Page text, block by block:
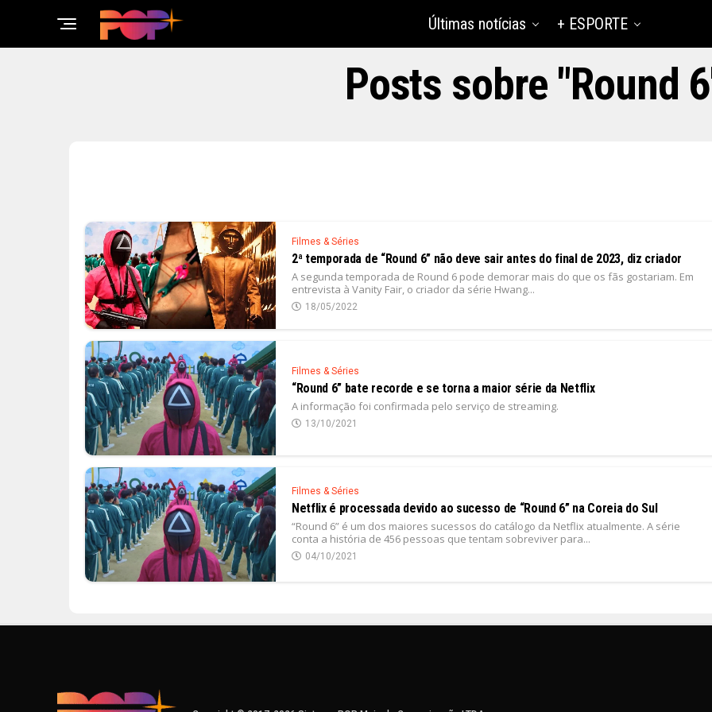
Últimas notícias + ESPORTE
Posts sobre "Round
Filmes & Séries
2ª temporada de “Round 6” não deve sair antes do final de 2023, diz criador
A segunda temporada de Round 6 pode demorar mais do que os fãs gostariam. Em
entrevista à Vanity Fair, o criador da série Hwang...
18/05/2022
Filmes & Séries
“Round 6” bate recorde e se torna a maior série da Netflix
A informação foi confirmada pelo serviço de streaming.
13/10/2021
Filmes & Séries
Netflix é processada devido ao sucesso de “Round 6” na Coreia do Sul
“Round 6” é um dos maiores sucessos do catálogo da Netflix atualmente. A série
conta a história de 456 pessoas que tentam sobreviver para...
04/10/2021